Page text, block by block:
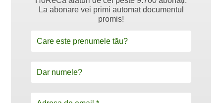
La abonare vei primi automat documentul
promis!